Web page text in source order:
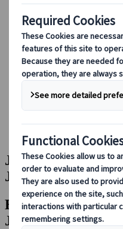
Saisonale
Highlights des
Kulturelle Einblicke
Kulinarische
Entdecke Japan
Häufig gestellte Fragen
Wichtige
Etikette in Japan
Autofahren in
Bei uns buchen
Japan Rail Pass
Unterkunft
Online-Beratung
Japanspecialist |
Japanreisen
Entdecken Sie
Japan-Reisen und